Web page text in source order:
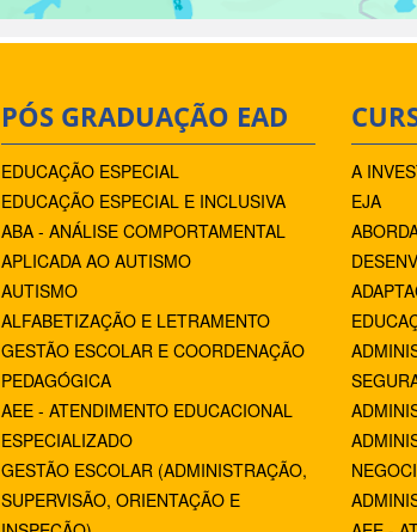
PÓS GRADUAÇÃO EAD
EDUCAÇÃO ESPECIAL
EDUCAÇÃO ESPECIAL E INCLUSIVA
ABA - ANÁLISE COMPORTAMENTAL
APLICADA AO AUTISMO
AUTISMO
ALFABETIZAÇÃO E LETRAMENTO
GESTÃO ESCOLAR E COORDENAÇÃO
PEDAGÓGICA
AEE - ATENDIMENTO EDUCACIONAL
ESPECIALIZADO
GESTÃO ESCOLAR (ADMINISTRAÇÃO,
SUPERVISÃO, ORIENTAÇÃO E
A
EJA